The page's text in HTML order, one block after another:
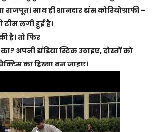
राजपूत। साथ ही शानदार डांस कोरियोग्राफी –
टीम लगी हुई है।
है। तो फिर
अपनी डांडिया स्टिक उठाइए, दोस्तों को
का हिस्सा बन जाइए।